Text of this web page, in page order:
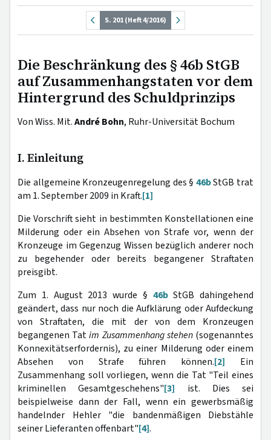
S. 201 (Heft 4/2016)
Die Beschränkung des § 46b StGB
auf Zusammenhangstaten vor dem
Hintergrund des Schuldprinzips
Von Wiss. Mit.André Bohn, Ruhr-Universität Bochum
I. Einleitung
Die allgemeine Kronzeugenregelung des § 46bStGB trat
am 1. September 2009 in Kraft.[1]
Die Vorschrift sieht in bestimmten Konstellationen eine
Milderung oder ein Absehen von Strafe vor, wenn der
Kronzeuge im Gegenzug Wissen bezüglich anderer noch
zu begehender oder bereits begangener Straftaten
preisgibt.
Zum 1. August 2013 wurde § 46bStGB dahingehend
geändert, dass nur noch die Aufklärung oder Aufdeckung
von Straftaten, die mit der von dem Kronzeugen
begangenen Tatim Zusammenhang stehen (sogenanntes
Konnexitätserfordernis), zu einer Milderung oder einem
Absehen von Strafe führen können.[2] Ein
Zusammenhang soll vorliegen, wenn die Tat "Teil eines
kriminellen Gesamtgeschehens"[3] ist. Dies sei
beispielweise dann der Fall, wenn ein gewerbsmäßig
handelnder Hehler "die bandenmäßigen Diebstähle
seiner Lieferanten offenbart"[4].